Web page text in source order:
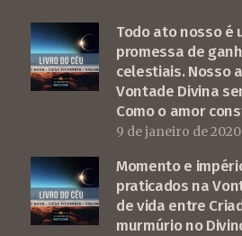
Todo ato nosso é
promessa de
celestiais. Nosso
Vontade Divina
Como o amor
9 de janeiro de 2020
Momento e
praticados na
de vida entre
murmúrio no